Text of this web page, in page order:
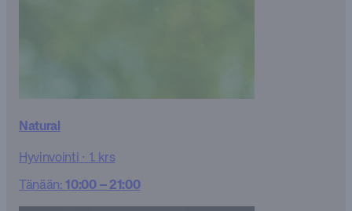
Natural
Hyvinvointi · 1. krs
Tänään: 10:00 – 21:00